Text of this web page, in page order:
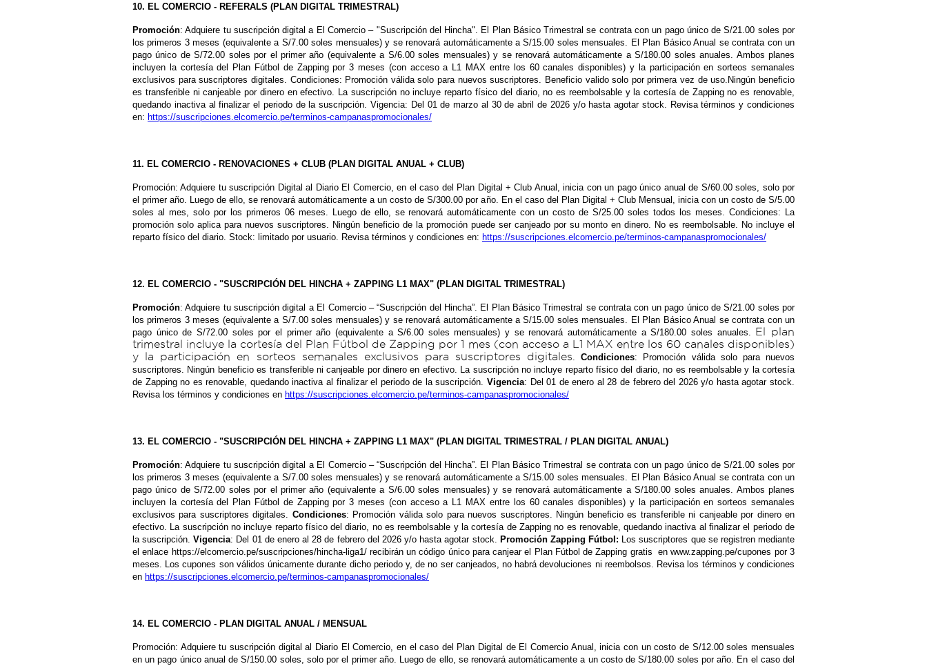
10. EL COMERCIO - REFERALS (PLAN DIGITAL TRIMESTRAL)
Promoción: Adquiere tu suscripción digital a El Comercio – "Suscripción del Hincha". El Plan Básico Trimestral se contrata con un pago único de S/21.00 soles por
los primeros 3 meses (equivalente a S/7.00 soles mensuales) y se renovará automáticamente a S/15.00 soles mensuales. El Plan Básico Anual se contrata con un
pago único de S/72.00 soles por el primer año (equivalente a S/6.00 soles mensuales) y se renovará automáticamente a S/180.00 soles anuales. Ambos planes
incluyen la cortesía del Plan Fútbol de Zapping por 3 meses (con acceso a L1 MAX entre los 60 canales disponibles) y la participación en sorteos semanales
exclusivos para suscriptores digitales. Condiciones: Promoción válida solo para nuevos suscriptores. Beneficio valido solo por primera vez de uso.Ningún beneficio
es transferible ni canjeable por dinero en efectivo. La suscripción no incluye reparto físico del diario, no es reembolsable y la cortesía de Zapping no es renovable,
quedando inactiva al finalizar el periodo de la suscripción. Vigencia: Del 01 de marzo al 30 de abril de 2026 y/o hasta agotar stock. Revisa términos y condiciones
en: https://suscripciones.elcomercio.pe/terminos-campanaspromocionales/
11. EL COMERCIO - RENOVACIONES + CLUB (PLAN DIGITAL ANUAL + CLUB)
Promoción: Adquiere tu suscripción Digital al Diario El Comercio, en el caso del Plan Digital + Club Anual, inicia con un pago único anual de S/60.00 soles, solo por
el primer año. Luego de ello, se renovará automáticamente a un costo de S/300.00 por año. En el caso del Plan Digital + Club Mensual, inicia con un costo de S/5.00
soles al mes, solo por los primeros 06 meses. Luego de ello, se renovará automáticamente con un costo de S/25.00 soles todos los meses. Condiciones: La
promoción solo aplica para nuevos suscriptores. Ningún beneficio de la promoción puede ser canjeado por su monto en dinero. No es reembolsable. No incluye el
reparto físico del diario. Stock: limitado por usuario. Revisa términos y condiciones en: https://suscripciones.elcomercio.pe/terminos-campanaspromocionales/
12. EL COMERCIO - "SUSCRIPCIÓN DEL HINCHA + ZAPPING L1 MAX" (PLAN DIGITAL TRIMESTRAL)
Promoción: Adquiere tu suscripción digital a El Comercio – “Suscripción del Hincha”. El Plan Básico Trimestral se contrata con un pago único de S/21.00 soles por
los primeros 3 meses (equivalente a S/7.00 soles mensuales) y se renovará automáticamente a S/15.00 soles mensuales. El Plan Básico Anual se contrata con un
pago único de S/72.00 soles por el primer año (equivalente a S/6.00 soles mensuales) y se renovará automáticamente a S/180.00 soles anuales.
El plan
trimestral incluye la cortesía del Plan Fútbol de Zapping por 1 mes (con acceso a L1 MAX entre los 60 canales disponibles)
y la participación en sorteos semanales exclusivos para suscriptores digitales.
Condiciones: Promoción válida solo para nuevos
suscriptores. Ningún beneficio es transferible ni canjeable por dinero en efectivo. La suscripción no incluye reparto físico del diario, no es reembolsable y la cortesía
de Zapping no es renovable, quedando inactiva al finalizar el periodo de la suscripción. Vigencia: Del 01 de enero al 28 de febrero del 2026 y/o hasta agotar stock.
Revisa los términos y condiciones en https://suscripciones.elcomercio.pe/terminos-campanaspromocionales/
13. EL COMERCIO - "SUSCRIPCIÓN DEL HINCHA + ZAPPING L1 MAX" (PLAN DIGITAL TRIMESTRAL / PLAN DIGITAL ANUAL)
Promoción: Adquiere tu suscripción digital a El Comercio – “Suscripción del Hincha”. El Plan Básico Trimestral se contrata con un pago único de S/21.00 soles por
los primeros 3 meses (equivalente a S/7.00 soles mensuales) y se renovará automáticamente a S/15.00 soles mensuales. El Plan Básico Anual se contrata con un
pago único de S/72.00 soles por el primer año (equivalente a S/6.00 soles mensuales) y se renovará automáticamente a S/180.00 soles anuales. Ambos planes
incluyen la cortesía del Plan Fútbol de Zapping por 3 meses (con acceso a L1 MAX entre los 60 canales disponibles) y la participación en sorteos semanales
exclusivos para suscriptores digitales. Condiciones: Promoción válida solo para nuevos suscriptores. Ningún beneficio es transferible ni canjeable por dinero en
efectivo. La suscripción no incluye reparto físico del diario, no es reembolsable y la cortesía de Zapping no es renovable, quedando inactiva al finalizar el periodo de
la suscripción.Vigencia: Del 01 de enero al 28 de febrero del 2026 y/o hasta agotar stock. Promoción Zapping Fútbol: Los suscriptores que se registren mediante
el enlace https://elcomercio.pe/suscripciones/hincha-liga1/ recibirán un código único para canjear el Plan Fútbol de Zapping gratis en www.zapping.pe/cupones por 3
meses. Los cupones son válidos únicamente durante dicho periodo y, de no ser canjeados, no habrá devoluciones ni reembolsos. Revisa los términos y condiciones
en https://suscripciones.elcomercio.pe/terminos-campanaspromocionales/
14. EL COMERCIO - PLAN DIGITAL ANUAL / MENSUAL
Promoción: Adquiere tu suscripción digital al Diario El Comercio, en el caso del Plan Digital de El Comercio Anual, inicia con un costo de S/12.00 soles mensuales
en un pago único anual de S/150.00 soles, solo por el primer año. Luego de ello, se renovará automáticamente a un costo de S/180.00 soles por año. En el caso del